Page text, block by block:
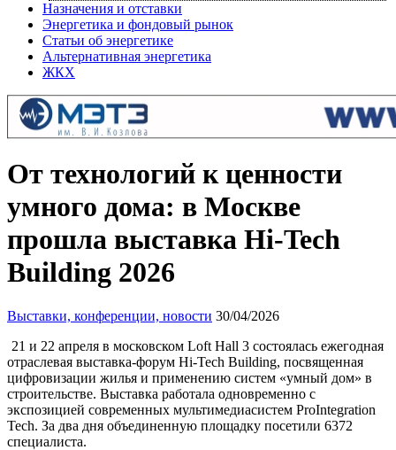
Назначения и отставки
Энергетика и фондовый рынок
Статьи об энергетике
Альтернативная энергетика
ЖКХ
От технологий к ценности
умного дома: в Москве
прошла выставка Hi-Tech
Building 2026
Выставки, конференции, новости 30/04/2026
21 и 22 апреля в московском Loft Hall 3 состоялась ежегодная
отраслевая выставка-форум Hi-Tech Building, посвященная
цифровизации жилья и применению систем «умный дом» в
строительстве. Выставка работала одновременно с
экспозицией современных мультимедиасистем ProIntegration
Tech. За два дня объединенную площадку посетили 6372
специалиста.